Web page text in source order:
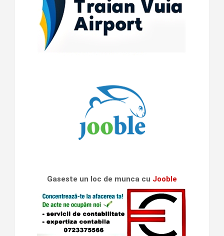
Gaseste un loc de munca cu Jooble